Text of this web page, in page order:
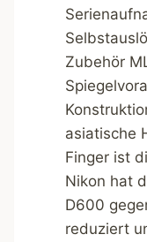
Zubehör
asiatische
Finger ist
Nikon hat
D600
reduziert